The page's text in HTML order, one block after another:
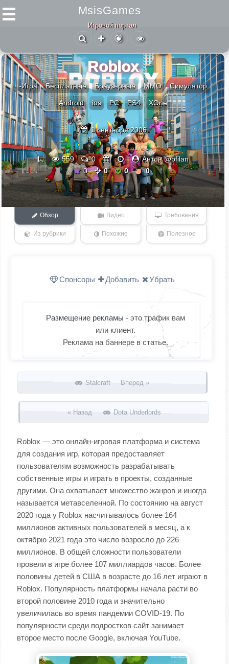
MsisGames
Игровой портал
Roblox
-Игра Бесплатные Браузерные ММО Симулятор
Android ios PC PS4 XOne
1 сентября 2006
559 0
Антон @pfilan
0
0 0 0
Обзор Видео Требования
Из рубрики Похожие Полезное
Спонсоры Добавить Убрать
Размещение рекламы - это трафик вам
или клиент.
Реклама на баннере в статье.
Запись навигация
Stalcraft Вперед »
« Назад Dota Underlords
Roblox — это онлайн-игровая платформа и система
для создания игр, которая предоставляет
пользователям возможность разрабатывать
собственные игры и играть в проекты, созданные
другими. Она охватывает множество жанров и иногда
называется метавселенной. По состоянию на август
2020 года у Roblox насчитывалось более 164
миллионов активных пользователей в месяц, а к
октябрю 2021 года это число возросло до 226
миллионов. В общей сложности пользователи
провели в игре более 107 миллиардов часов. Более
половины детей в США в возрасте до 16 лет играют в
Roblox. Популярность платформы начала расти во
второй половине 2010 года и значительно
увеличилась во время пандемии COVID-19. По
популярности среди подростков сайт занимает
второе место после Google, включая YouTube.